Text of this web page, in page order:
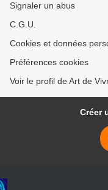
Signaler un abus
C.G.U.
Cookies et données
Préférences cookies
Voir le profil de Art de
Créer